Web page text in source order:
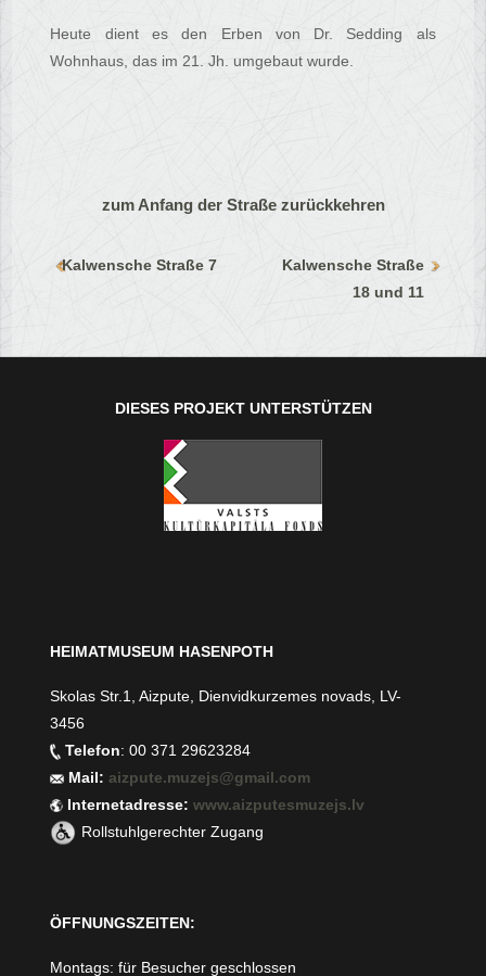
Heute dient es den Erben von Dr. Sedding als
Wohnhaus, das im 21. Jh. umgebaut wurde.
zum Anfang der Straße zurückkehren
Kalwensche Straße 7
Kalwensche Straße
18 und 11
DIESES PROJEKT UNTERSTÜTZEN
HEIMATMUSEUM HASENPOTH
Skolas Str.1, Aizpute, Dienvidkurzemes novads, LV-
3456
Telefon: 00 371 29623284
Mail:aizpute.muzejs@gmail.com
Internetadresse:www.aizputesmuzejs.lv
Rollstuhlgerechter Zugang
ÖFFNUNGSZEITEN:
Montags: für Besucher geschlossen